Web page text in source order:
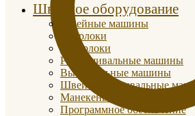
Швейное оборудование
Швейные машины
Оверлоки
Коверлоки
Распошивальные машины
Вышивальные машины
Швейно-вышивальные
Манекены портновские
Программное обеспечение